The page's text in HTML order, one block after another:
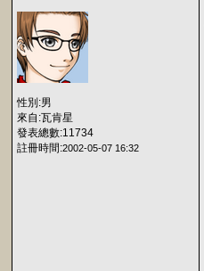
性別:男
來自:瓦肯星
發表總數:11734
註冊時間:2002-05-07 16:32